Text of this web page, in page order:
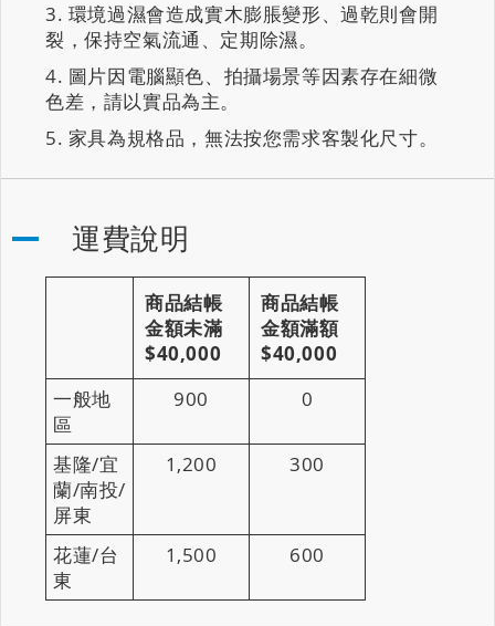
環境過濕會造成實木膨脹變形、過乾則會開
裂，保持空氣流通、定期除濕。
圖片因電腦顯色、拍攝場景等因素存在細微
色差，請以實品為主。
家具為規格品，無法按您需求客製化尺寸。
運費說明
商品結帳
金額未滿
$40,000
商品結帳
金額滿額
$40,000
一般地
區
900 0
基隆/宜
蘭/南投/
屏東
1,200 300
花蓮/台
東
1,500 600